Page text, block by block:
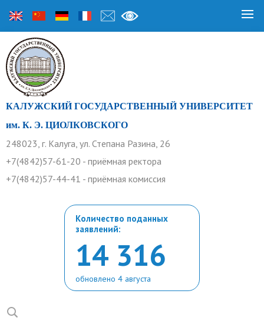
КАЛУЖСКИЙ ГОСУДАРСТВЕННЫЙ УНИВЕРСИТЕТ
им. К. Э. ЦИОЛКОВСКОГО
248023, г. Калуга, ул. Степана Разина, 26
+7(4842)57-61-20 - приёмная ректора
+7(4842)57-44-41 - приёмная комиссия
Количество поданных
заявлений:
14 316
обновлено 4 августа